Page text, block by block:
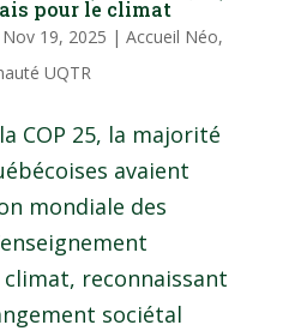
pour le climat
Nov 19, 2025 | Accueil Néo,
UQTR
COP 25, la majorité
avaient
mondiale des
reconnaissant
sociétal